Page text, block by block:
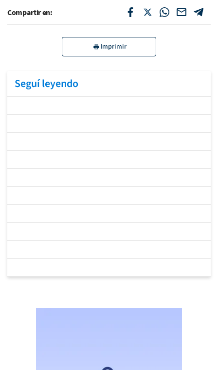
Compartir en:
Imprimir
Seguí leyendo